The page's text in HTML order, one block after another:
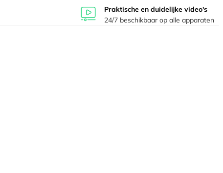
Praktische en duidelijke video's
24/7 beschikbaar op alle apparaten